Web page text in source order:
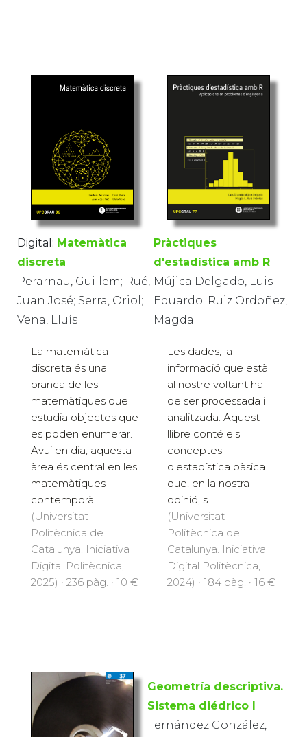
Digital: Matemàtica
discreta
Perarnau, Guillem; Rué,
Juan José; Serra, Oriol;
Vena, Lluís
La matemàtica
discreta és una
branca de les
matemàtiques que
estudia objectes que
es poden enumerar.
Avui en dia, aquesta
àrea és central en les
matemàtiques
contemporà...
(Universitat
Politècnica de
Catalunya. Iniciativa
Digital Politècnica,
2025) · 236 pàg. · 10 €
Pràctiques
d'estadística amb R
Mújica Delgado, Luis
Eduardo; Ruiz Ordoñez,
Magda
Les dades, la
informació que està
al nostre voltant ha
de ser processada i
analitzada. Aquest
llibre conté els
conceptes
d'estadística bàsica
que, en la nostra
opinió, s...
(Universitat
Politècnica de
Catalunya. Iniciativa
Digital Politècnica,
2024) · 184 pàg. · 16 €
Geometría descriptiva.
Sistema diédrico I
Fernández González,